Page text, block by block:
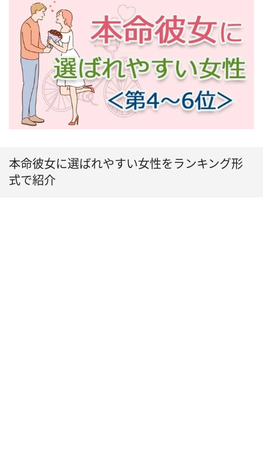
本命彼女に選ばれやすい女性をランキング形
式で紹介